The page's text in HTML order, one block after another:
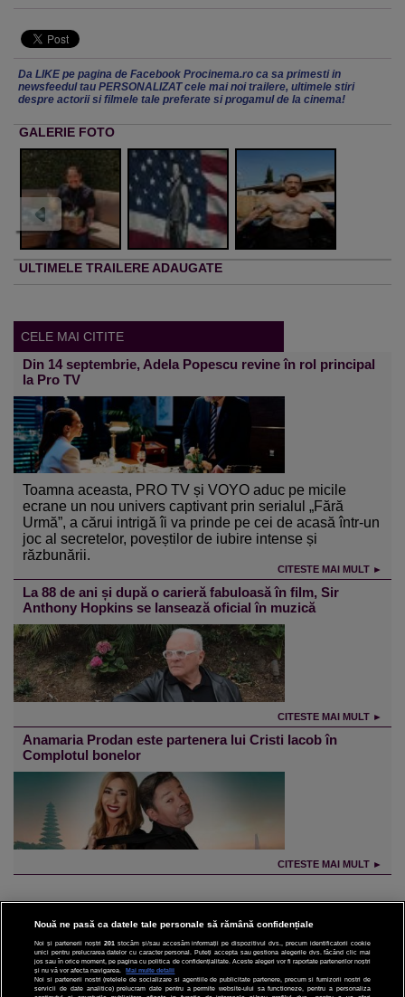
Da LIKE pe pagina de Facebook Procinema.ro ca sa primesti in
newsfeedul tau PERSONALIZAT cele mai noi trailere, ultimele stiri
despre actorii si filmele tale preferate si progamul de la cinema!
GALERIE FOTO
ULTIMELE TRAILERE ADAUGATE
CELE MAI CITITE
Din 14 septembrie, Adela Popescu revine în rol principal
la Pro TV
Toamna aceasta, PRO TV și VOYO aduc pe micile
ecrane un nou univers captivant prin serialul „Fără
Urmă”, a cărui intrigă îi va prinde pe cei de acasă într-un
joc al secretelor, poveștilor de iubire intense și
răzbunării.
CITESTE MAI MULT ►
La 88 de ani și după o carieră fabuloasă în film, Sir
Anthony Hopkins se lansează oficial în muzică
CITESTE MAI MULT ►
Anamaria Prodan este partenera lui Cristi Iacob în
Complotul bonelor
CITESTE MAI MULT ►
CINEMA
Nouă ne pasă ca datele tale personale să rămână confidențiale
Noi și partenerii noștri 201 stocăm și/sau accesăm informații pe dispozitivul dvs., precum identificatorii cookie
unici pentru prelucrarea datelor cu caracter personal. Puteți accepta sau gestiona alegerile dvs. făcând clic mai
jos sau în orice moment, pe pagina cu politica de confidențialitate. Aceste alegeri vor fi raportate partenerilor noștri
și nu vă vor afecta navigarea.
Mai multe detalii
Noi si partenerii nostri (retelele de socializare si agentiile de publicitate partenere, precum si furnizorii nostri de
servicii de date analitice) prelucram date pentru a permite website-ului sa functioneze, pentru a personaliza